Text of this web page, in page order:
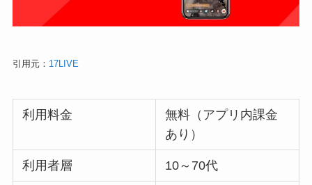
引用元： 17LIVE
利用料金
無料（アプリ内課金
あり）
利用者層 10～70代